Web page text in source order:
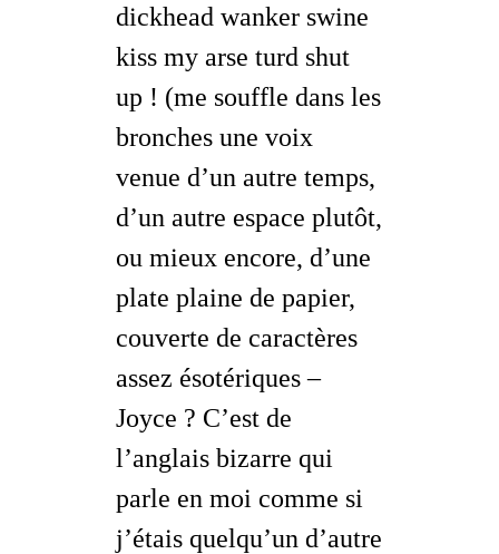
dickhead wanker swine
kiss my arse turd shut
up ! (me souffle dans les
bronches une voix
venue d’un autre temps,
d’un autre espace plutôt,
ou mieux encore, d’une
plate plaine de papier,
couverte de caractères
assez ésotériques –
Joyce ? C’est de
l’anglais bizarre qui
parle en moi comme si
j’étais quelqu’un d’autre